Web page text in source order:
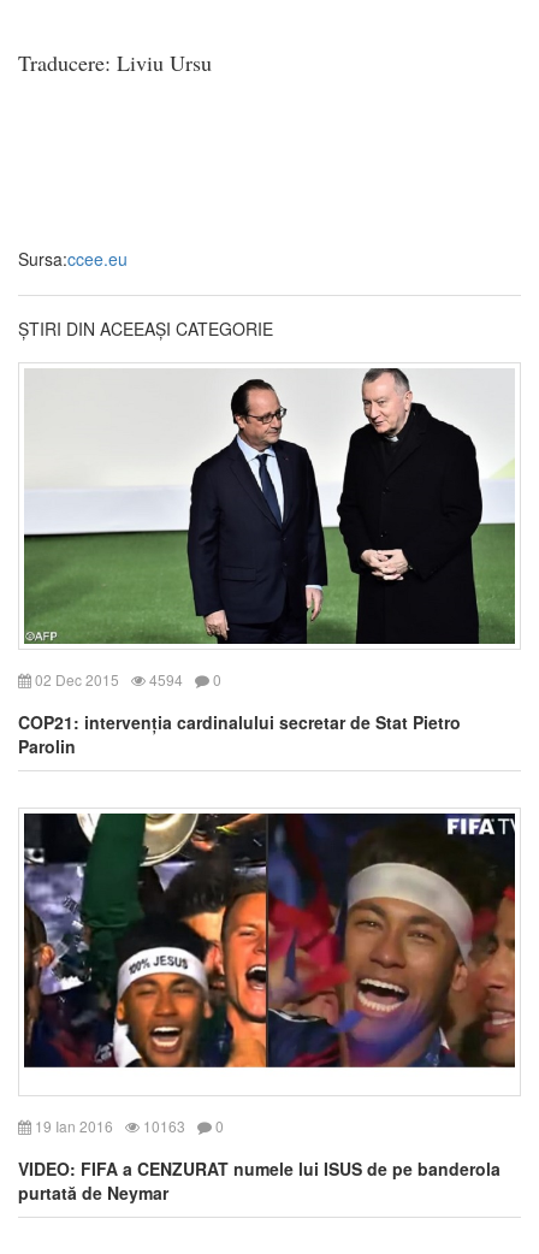
Traducere: Liviu Ursu
Sursa:ccee.eu
ȘTIRI DIN ACEEAȘI CATEGORIE
02 Dec 2015 4594 0
COP21: intervenția cardinalului secretar de Stat Pietro
Parolin
19 Ian 2016 10163 0
VIDEO: FIFA a CENZURAT numele lui ISUS de pe banderola
purtată de Neymar